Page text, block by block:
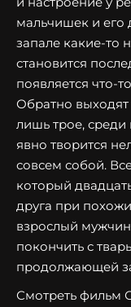
мальчишек и его
запале какие-то
становится
появляется что-
Обратно выходят
лишь трое, среди
явно творится
совсем собой.
который
друга при
взрослый
покончить с
продолжающей
Смотреть фильм